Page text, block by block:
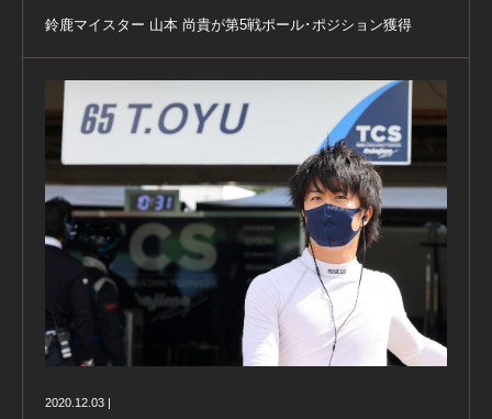
鈴鹿マイスター 山本 尚貴が第5戦ポール･ポジション獲得
2020.12.03 |